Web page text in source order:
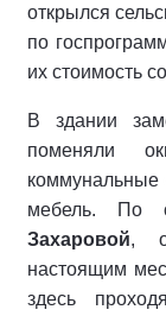
открылся
по
их стоимость
В здании
поменяли
коммунальные
мебель. По
Захаровой,
настоящим
здесь